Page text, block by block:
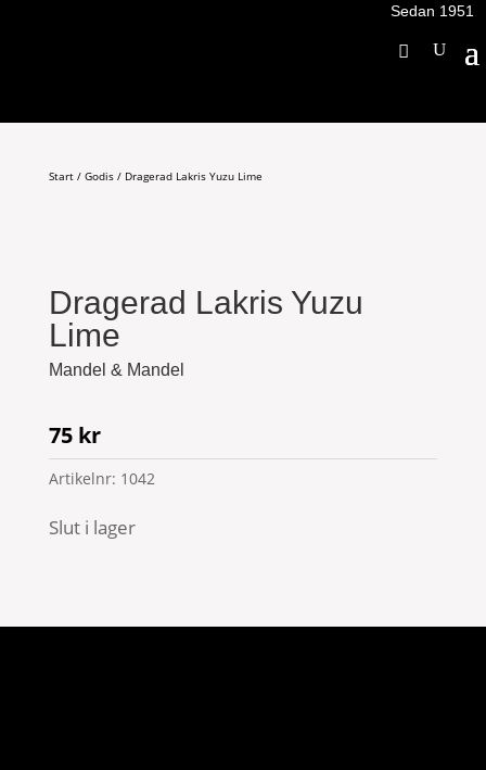
Sedan 1951
Start/ Godis/ Dragerad Lakris Yuzu Lime
Dragerad Lakris Yuzu
Lime
Mandel & Mandel
75 kr
Artikelnr: 1042
Slut i lager